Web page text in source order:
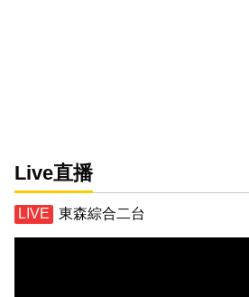
Live直播
東森綜合二台